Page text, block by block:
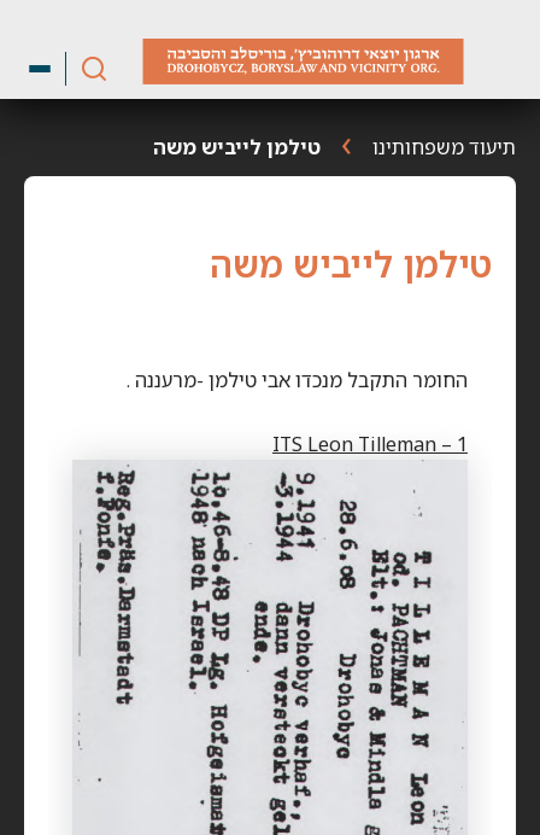
תיעוד משפחותינו טילמן לייביש משה
טילמן לייביש משה
החומר התקבל מנכדו אבי טילמן -מרעננה .
ITS Leon Tilleman – 1